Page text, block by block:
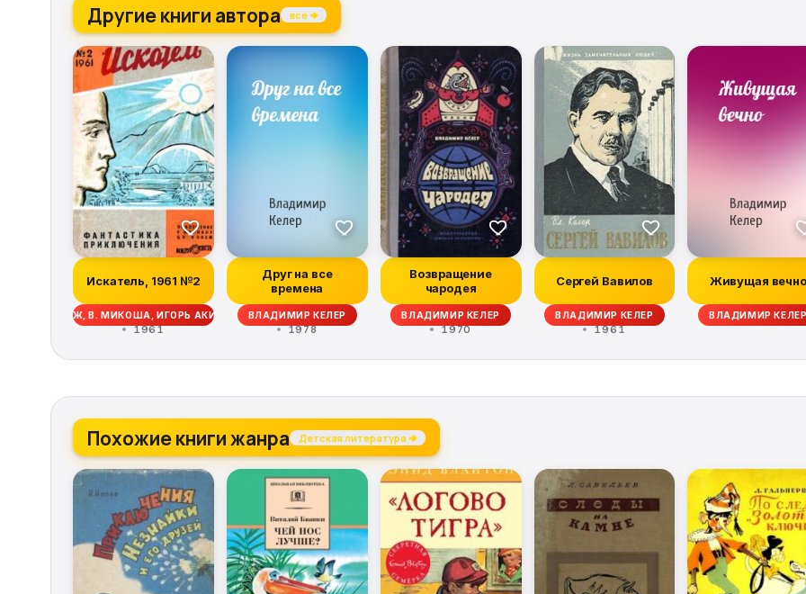
Другие книги автора все →
Искатель, 1961 №2
ОЛДРИДЖ, В. МИКОША, ИГОРЬ АКИМУШКИН, МИХАИЛ ЕФИМОВИЧ ЗУЕВ-ОРДЫНЕЦ, Л. ТЕПЛОВ, ДЖ. БАРНЕТ, ГЕОРГИЙ МАРТЫНОВ
1961
Друг на все
времена
ВЛАДИМИР КЕЛЕР
1978
Возвращение
чародея
ВЛАДИМИР КЕЛЕР
1970
Сергей Вавилов
ВЛАДИМИР КЕЛЕР
1961
Живущая вечно
ВЛАДИМИР
Похожие книги жанра Детская литература →